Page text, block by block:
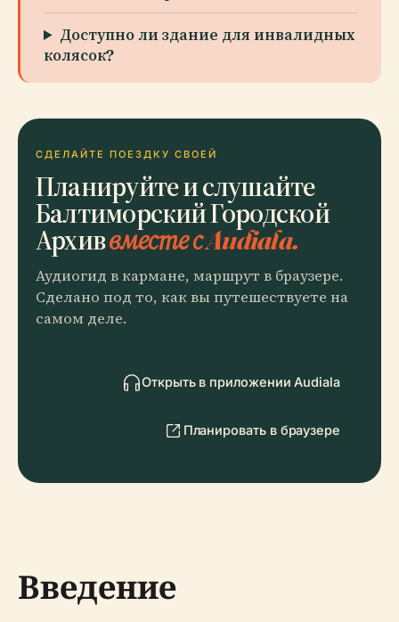
Доступно ли здание для инвалидных
колясок?
СДЕЛАЙТЕ ПОЕЗДКУ СВОЕЙ
Планируйте и слушайте
Балтиморский Городской
Архиввместе с Audiala.
Аудиогид в кармане, маршрут в браузере.
Сделано под то, как вы путешествуете на
самом деле.
Открыть в приложении Audiala
Планировать в браузере
Введение